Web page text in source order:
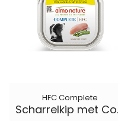
HFC Complete